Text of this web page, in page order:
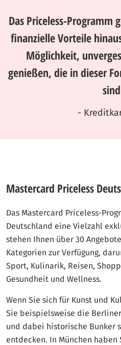
Das Priceless-Programm
finanzielle Vorteile
Möglichkeit,
genießen, die in dieser
-
Mastercard Priceless
Das Mastercard Priceless-
Deutschland eine Vielzahl
stehen Ihnen über 30
Kategorien zur Verfügung,
Sport, Kulinarik, Reisen,
Gesundheit und Wellness.
Wenn Sie sich für Kunst und
Sie beispielsweise die
und dabei historische Bunker
entdecken. In München